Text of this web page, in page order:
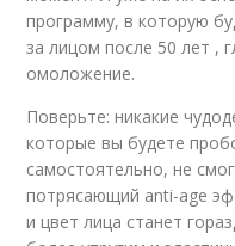
программу, в которую
за лицом после 50 лет ,
омоложение.
Поверьте: никакие
которые вы будете
самостоятельно, не
потрясающий anti-age
и цвет лица станет